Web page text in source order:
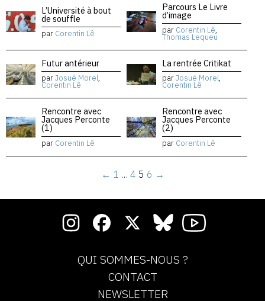
L’Université à bout
de souffle
par Corentin Lê
Parcours Le Livre
d’image
par Corentin Lê,
Thomas Lequeu
Futur antérieur
parJosué Morel,
Corentin Lê
La rentrée Critikat
parJosué Morel,
Corentin Lê
Rencontre avec
Jacques Perconte
(1)
par Corentin Lê
Rencontre avec
Jacques Perconte
(2)
par Corentin Lê
← 1 … 4 5 6 →
QUI SOMMES-NOUS ?
CONTACT
NEWSLETTER